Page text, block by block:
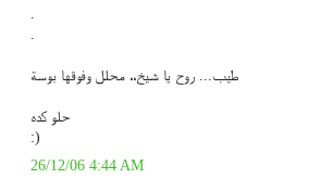
طيب... روح يا شيخ،، محلل وفوقها بوسة
حلو كده
:)
26/12/06 4:44 AM